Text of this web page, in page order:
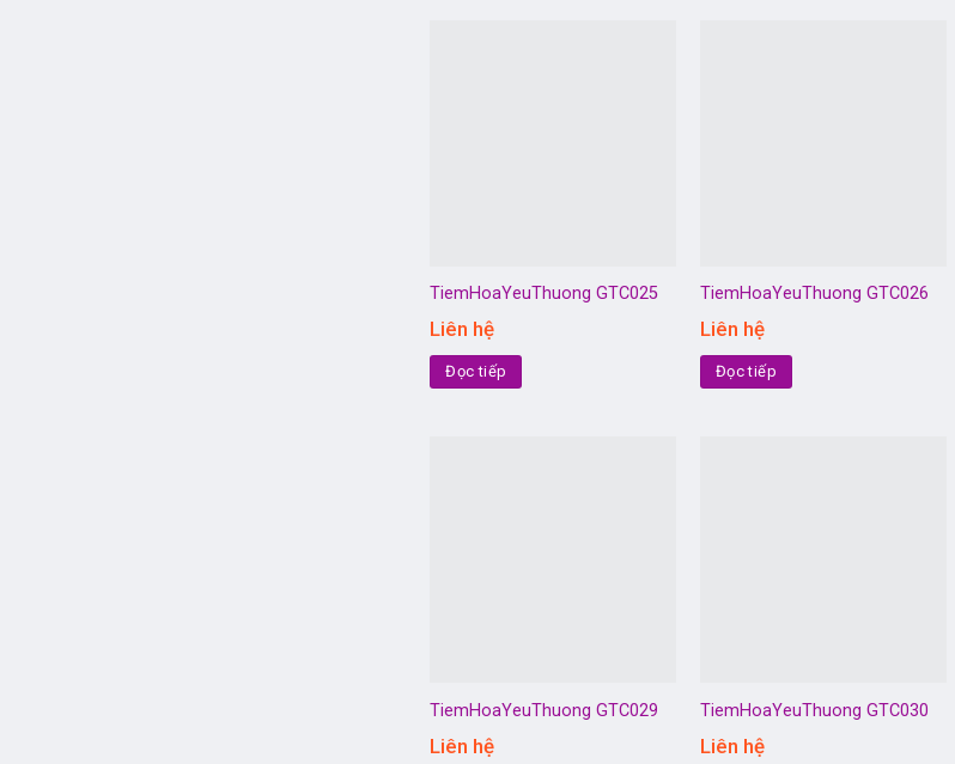
TiemHoaYeuThuong GTC025
Liên hệ
Đọc tiếp
TiemHoaYeuThuong GTC026
Liên hệ
Đọc tiếp
TiemHoaYeuThuong GTC029
Liên hệ
TiemHoaYeuThuong GTC030
Liên hệ